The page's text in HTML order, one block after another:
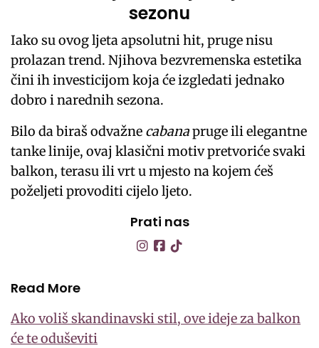
sezonu
Iako su ovog ljeta apsolutni hit, pruge nisu
prolazan trend. Njihova bezvremenska estetika
čini ih investicijom koja će izgledati jednako
dobro i narednih sezona.
Bilo da biraš odvažne cabanapruge ili elegantne
tanke linije, ovaj klasični motiv pretvoriće svaki
balkon, terasu ili vrt u mjesto na kojem ćeš
poželjeti provoditi cijelo ljeto.
Prati nas
Read More
Ako voliš skandinavski stil, ove ideje za balkon
će te oduševiti